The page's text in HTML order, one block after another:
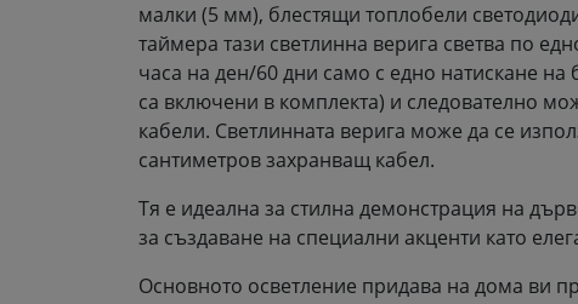
малки (5 мм), блестящи топлобели
таймера тази светлинна верига светва по
часа на ден/60 дни само с едно натискане на
са включени в комплекта) и следователно
кабели. Светлинната верига може да се
сантиметров захранващ кабел.
Тя е идеална за стилна демонстрация на
за създаване на специални акценти като
Основното осветление придава на дома ви